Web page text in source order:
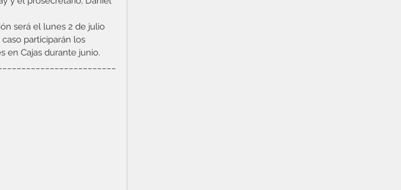
será el lunes 2 de julio
participarán los
en Cajas durante junio.